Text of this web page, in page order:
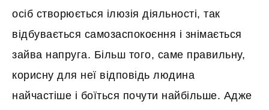
осіб створюється ілюзія діяльності, так
відбувається самозаспокоєння і знімається
зайва напруга. Більш того, саме правильну,
корисну для неї відповідь людина
найчастіше і боїться почути найбільше. Адже